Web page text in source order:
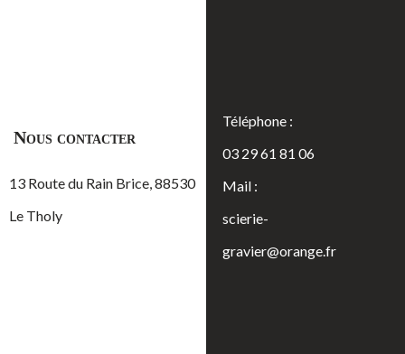
Nous contacter
13 Route du Rain Brice, 88530
Le Tholy
Téléphone :
03 29 61 81 06
Mail :
scierie-
gravier@orange.fr